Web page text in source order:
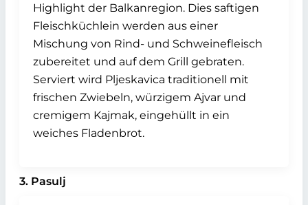
Highlight der Balkanregion. Dies saftigen
Fleischküchlein werden aus einer
Mischung von Rind- und Schweinefleisch
zubereitet und auf dem Grill gebraten.
Serviert wird Pljeskavica traditionell mit
frischen Zwiebeln, würzigem Ajvar und
cremigem Kajmak, eingehüllt in ein
weiches Fladenbrot.
3. Pasulj